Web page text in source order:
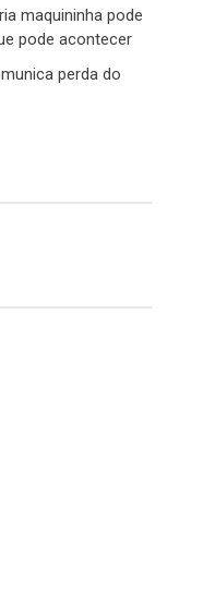
maquininha pode
pode acontecer
perda do